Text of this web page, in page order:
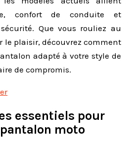
confort de conduite et
Que vous rouliez au
le plaisir, découvrez comment
adapté à votre style de
de compromis.
essentiels pour
moto